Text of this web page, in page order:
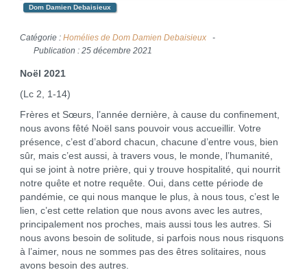
Dom Damien Debaisieux
Catégorie : Homélies de Dom Damien Debaisieux
Publication : 25 décembre 2021
Noël 2021
(Lc 2, 1-14)
Frères et Sœurs, l’année dernière, à cause du confinement,
nous avons fêté Noël sans pouvoir vous accueillir. Votre
présence, c’est d’abord chacun, chacune d’entre vous, bien
sûr, mais c’est aussi, à travers vous, le monde, l’humanité,
qui se joint à notre prière, qui y trouve hospitalité, qui nourrit
notre quête et notre requête. Oui, dans cette période de
pandémie, ce qui nous manque le plus, à nous tous, c’est le
lien, c’est cette relation que nous avons avec les autres,
principalement nos proches, mais aussi tous les autres. Si
nous avons besoin de solitude, si parfois nous nous risquons
à l’aimer, nous ne sommes pas des êtres solitaires, nous
avons besoin des autres.